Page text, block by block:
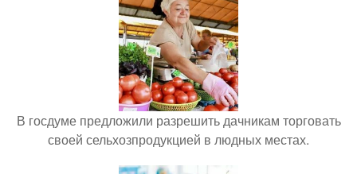
В госдуме предложили разрешить дачникам торговать
своей сельхозпродукцией в людных местах.